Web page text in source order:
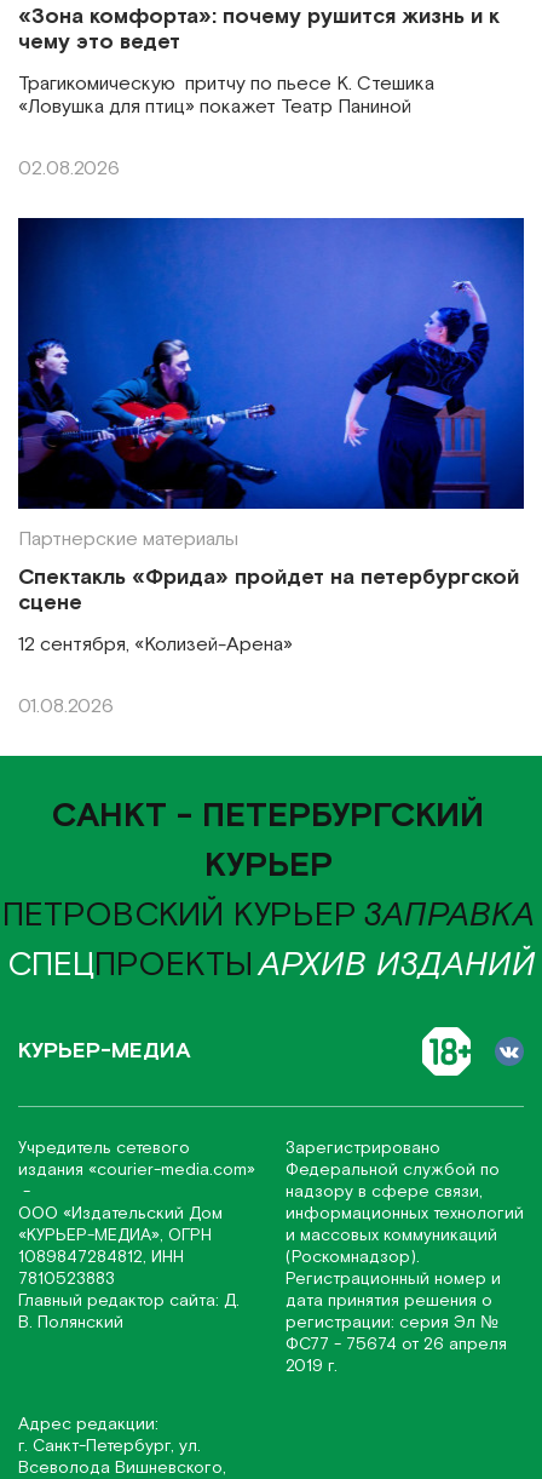
«Зона комфорта»: почему рушится жизнь и к
чему это ведет
Трагикомическую притчу по пьесе К. Стешика
«Ловушка для птиц» покажет Театр Паниной
02.08.2026
Партнерские материалы
Спектакль «Фрида» пройдет на петербургской
сцене
12 сентября, «Колизей-Арена»
01.08.2026
САНКТ - ПЕТЕРБУРГСКИЙ
КУРЬЕР
ПЕТРОВСКИЙ КУРЬЕР ЗАПРАВКА
СПЕЦПРОЕКТЫАРХИВ ИЗДАНИЙ
КУРЬЕР-МЕДИА
Учредитель сетевого
издания «соurier-media.com»
-
ООО «Издательский Дом
«КУРЬЕР-МЕДИА», ОГРН
1089847284812, ИНН
7810523883
Главный редактор сайта: Д.
В. Полянский
Зарегистрировано
Федеральной службой по
надзору в сфере связи,
информационных технологий
и массовых коммуникаций
(Роскомнадзор).
Регистрационный номер и
дата принятия решения о
регистрации: серия Эл №
ФС77 - 75674 от 26 апреля
2019 г.
Адрес редакции:
г. Санкт-Петербург, ул.
Всеволода Вишневского,